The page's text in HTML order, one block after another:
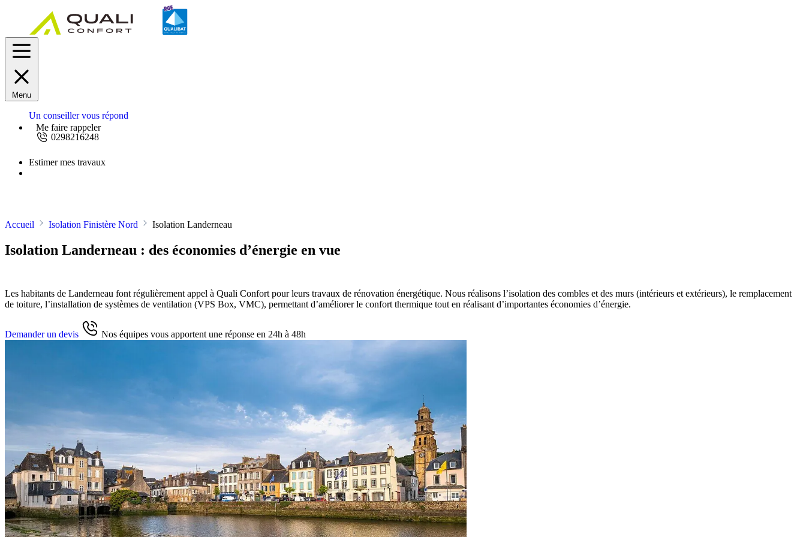
Menu
Un conseiller vous répond
Me faire rappeler
0298216248
Estimer mes travaux
Accueil Isolation Finistère Nord Isolation Landerneau
Isolation Landerneau : des économies d’énergie en vue
Les habitants de Landerneau font régulièrement appel à Quali Confort pour leurs travaux de rénovation énergétique. Nous réalisons l’isolation des combles et des murs (intérieurs et extérieurs), le remplacement
de toiture, l’installation de systèmes de ventilation (VPS Box, VMC), permettant d’améliorer le confort thermique tout en réalisant d’importantes économies d’énergie.
Demander un devis Nos équipes vous apportent une réponse en 24h à 48h